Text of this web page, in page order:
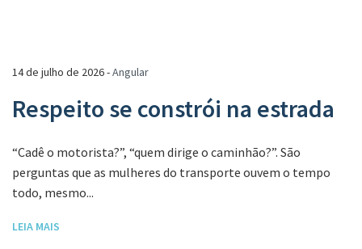
14 de julho de 2026 -Angular
Respeito se constrói na estrada
“Cadê o motorista?”, “quem dirige o caminhão?”. São
perguntas que as mulheres do transporte ouvem o tempo
todo, mesmo...
LEIA MAIS